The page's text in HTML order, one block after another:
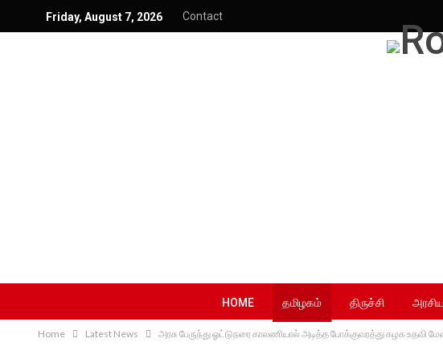
Friday, August 7, 2026 Contact
HOME தமிழகம் திருச்சி
Home Latest News அரசு பேருந்து ஓட்டுநரை காலணியால் அடித்த போக்குவரத்து கழக உதவி